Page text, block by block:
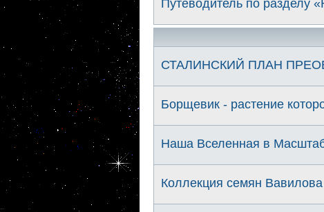
Путеводитель по разделу
СТАЛИНСКИЙ ПЛАН
Борщевик - растение
Наша Вселенная в
Коллекция семян